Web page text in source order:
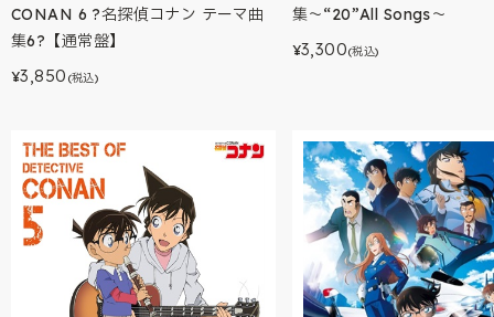
CONAN 6 ?名探偵コナン テーマ曲
集6?【通常盤】
¥3,850 (税込)
集〜“20”All Songs〜
¥3,300(税込)